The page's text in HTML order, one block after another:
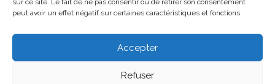
sur ce site. Le fait de ne pas consentir ou de retirer son consentement
peut avoir un effet négatif sur certaines caractéristiques et fonctions.
Accepter
Refuser